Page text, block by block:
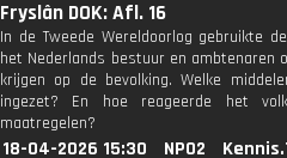
Fryslân DOK: Afl. 16
In de Tweede Wereldoorlog gebruikte
het Nederlands bestuur en ambtenaren
krijgen op de bevolking. Welke
ingezet? En hoe reageerde het
maatregelen?
18-04-2026 15:30 NPO2